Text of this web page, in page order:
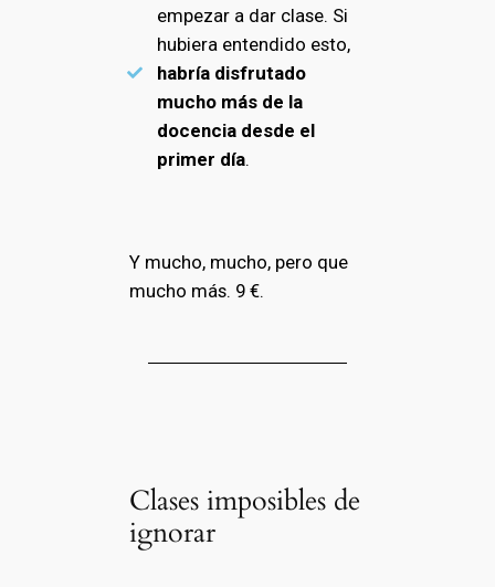
empezar a dar clase. Si
hubiera entendido esto,
habría disfrutado
mucho más de la
docencia desde el
primer día.
Y mucho, mucho, pero que
mucho más. 9 €.
Clases imposibles de
ignorar